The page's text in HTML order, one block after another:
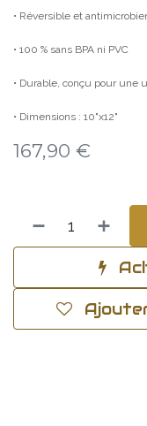
• Réversible et
• 100 % sans BPA ni PVC
• Durable, conçu pour une
• Dimensions : 10"x12"
167,90 €